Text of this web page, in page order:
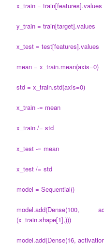
x_train = train[features].values
y_train = train[target].values
x_test = test[features].values
mean = x_train.mean(axis=0)
std = x_train.std(axis=0)
x_train -= mean
x_train /= std
x_test -= mean
x_test /= std
model = Sequential()
model.add(Dense(100,
(x_train.shape[1],)))
model.add(Dense(16,